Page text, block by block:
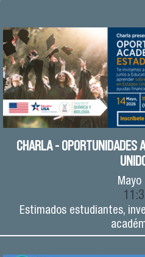
CHARLA - OPORTUNIDADES
Mayo
Estimados estudiantes,